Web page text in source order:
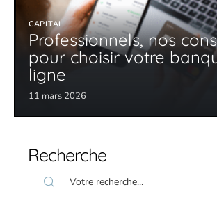
CAPITAL
Professionnels, nos
pour choisir votre
ligne
11 mars 2026
Recherche